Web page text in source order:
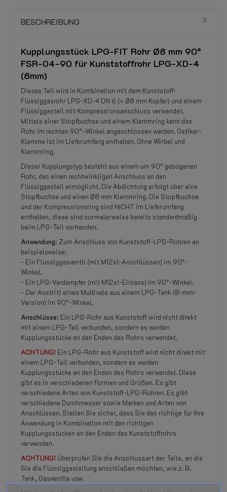
BESCHREIBUNG
Kupplungsstück LPG-FIT Rohr Ø8 mm 90°
FSR-04-90 für Kunststoffrohr LPG-XD-4
(8mm)
Dieses Teil wird in Kombination mit dem Kunststoff-
Flüssiggasrohr LPG-XD-4 DN 6 (= Ø8 mm Kupfer) und einem
Flüssiggasteil mit Kompressionsanschluss verwendet.
Mittels einer Stopfbuchse und einem Klemmring kann das
Rohr im rechten 90°-Winkel angeschlossen werden. Oetiker-
Klemme ist im Lieferumfang enthalten. Ohne Wirbel und
Klemmring.
Dieser Kupplungstyp besteht aus einem um 90° gebogenen
Rohr, das einen rechtwinkligen Anschluss an den
Flüssiggasteil ermöglicht. Die Abdichtung erfolgt über eine
Stopfbuchse und einen Ø8 mm Klemmring. Die Stopfbuchse
und der Kompressionsring sind NICHT im Lieferumfang
enthalten, diese sind normalerweise bereits standardmäßig
beim LPG-Teil vorhanden.
Anwendung: Zum Anschluss von Kunststoff-LPG-Rohren an
beispielsweise:
- Ein Flüssiggasventil (mit M12x1-Anschlüssen) im 90°-
Winkel.
- Ein LPG-Verdampfer (mit M12x1-Einlass) im 90°-Winkel.
- Der Austritt eines Multivale aus einem LPG-Tank (8-mm-
Version) im 90°-Winkel.
Anschlüsse: Ein LPG-Rohr aus Kunststoff wird nicht direkt
mit einem LPG-Teil verbunden, sondern es werden
Kupplungsstücke an den Enden des Rohrs verwendet.
ACHTUNG! Ein LPG-Rohr aus Kunststoff wird nicht direkt mit
einem LPG-Teil verbunden, sondern es werden
Kupplungsstücke an den Enden des Rohrs verwendet. Diese
gibt es in verschiedenen Formen und Größen. Es gibt
verschiedene Arten von Kunststoff-LPG-Rohren. Es gibt
verschiedene Durchmesser sowie Marken und Arten von
Anschlüssen. Stellen Sie sicher, dass Sie das richtige für Ihre
Anwendung in Kombination mit den richtigen
Kupplungsstücken an den Enden des Kunststoffrohrs
verwenden.
ACHTUNG! Überprüfen Sie die Anschlussart der Teile, an die
Sie die Flüssiggasleitung anschließen möchten, wie z. B.
Tank, Gasventile usw.